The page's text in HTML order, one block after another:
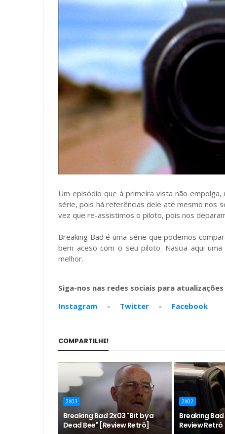
Um episódio que à primeira vista não
série, pois há referências dele até mesmo nos
vez que re-assistimos o piloto, pois nos
Breaking Bad é uma série que podemos
bem aceso com o seu piloto. Nascia aqui
melhor.
Siga-nos nas redes sociais para
Instagram - Twitter - Facebook
COMPARTILHE!
2X03
Breaking Bad 2x03 "Bit by a
Dead Bee" [Review Retrô]
2X02
Breaking
Review Retrô